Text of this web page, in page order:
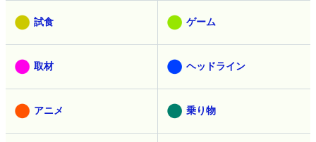
試食 ゲーム
取材 ヘッドライン
アニメ 乗り物